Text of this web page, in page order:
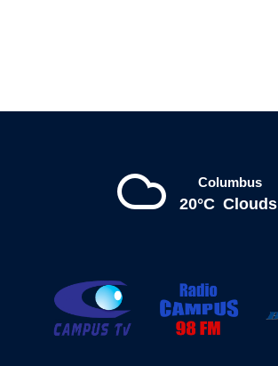
Columbus
20°C Clouds